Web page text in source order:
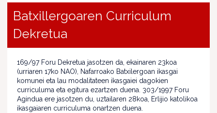
Batxillergoaren Curriculum
Dekretua
169/97 Foru Dekretua jasotzen da, ekainaren 23koa
(urriaren 17ko NAO), Nafarroako Batxilergoan ikasgai
komunei eta lau modalitateen ikasgaiei dagokien
curriculuma eta egitura ezartzen duena. 303/1997 Foru
Agindua ere jasotzen du, uztailaren 28koa, Erlijio katolikoa
ikasgaiaren curriculuma onartzen duena.